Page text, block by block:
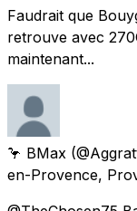
Faudrait que
retrouve avec
maintenant...
🦩 BMax
en-Provence,